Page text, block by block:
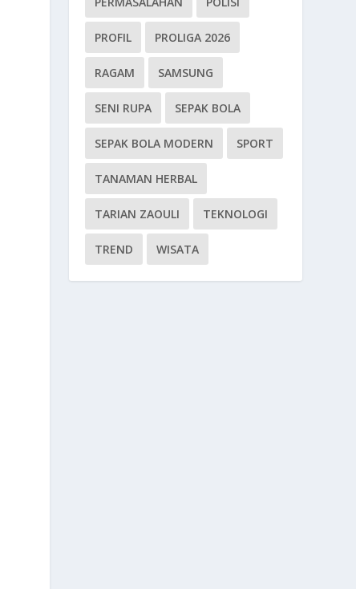
PROFIL PROLIGA 2026
RAGAM SAMSUNG
SENI RUPA SEPAK BOLA
SEPAK BOLA MODERN SPORT
TANAMAN HERBAL
TARIAN ZAOULI TEKNOLOGI
TREND WISATA